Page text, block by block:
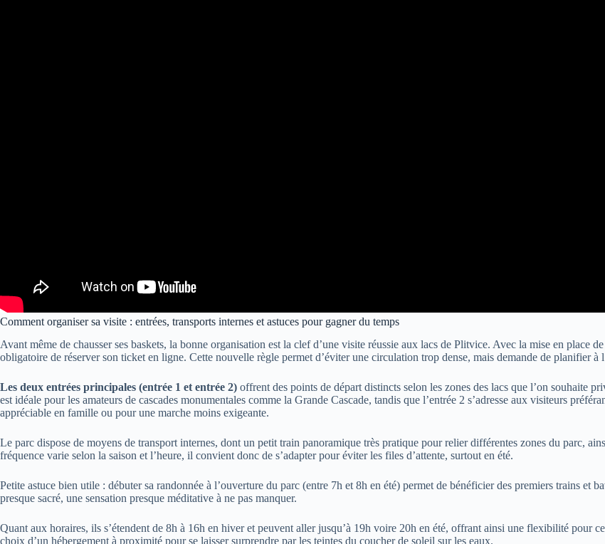
Comment organiser sa visite : entrées, transports internes et astuces pour gagner du temps
Avant même de chausser ses baskets, la bonne organisation est la clef d’une visite réussie aux lacs de Plitvice. Avec la mise en place
obligatoire de réserver son ticket en ligne. Cette nouvelle règle permet d’éviter une circulation trop dense, mais demande de planifier à
Les deux entrées principales (entrée 1 et entrée 2) offrent des points de départ distincts selon les zones des lacs que l’on souhaite
est idéale pour les amateurs de cascades monumentales comme la Grande Cascade, tandis que l’entrée 2 s’adresse aux visiteurs
appréciable en famille ou pour une marche moins exigeante.
Le parc dispose de moyens de transport internes, dont un petit train panoramique très pratique pour relier différentes zones du parc,
fréquence varie selon la saison et l’heure, il convient donc de s’adapter pour éviter les files d’attente, surtout en été.
Petite astuce bien utile : débuter sa randonnée à l’ouverture du parc (entre 7h et 8h en été) permet de bénéficier des premiers trains et
presque sacré, une sensation presque méditative à ne pas manquer.
Quant aux horaires, ils s’étendent de 8h à 16h en hiver et peuvent aller jusqu’à 19h voire 20h en été, offrant ainsi une flexibilité pour
choix d’un hébergement à proximité pour se laisser surprendre par les teintes du coucher de soleil sur les eaux.